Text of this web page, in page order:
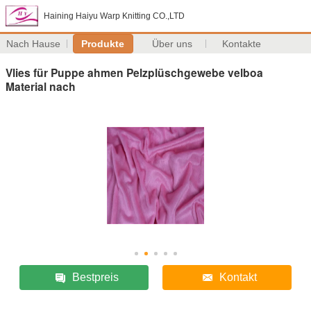
Haining Haiyu Warp Knitting CO.,LTD
Nach Hause Produkte Über uns Kontakte
Vlies für Puppe ahmen Pelzplüschgewebe velboa
Material nach
Bestpreis Kontakt